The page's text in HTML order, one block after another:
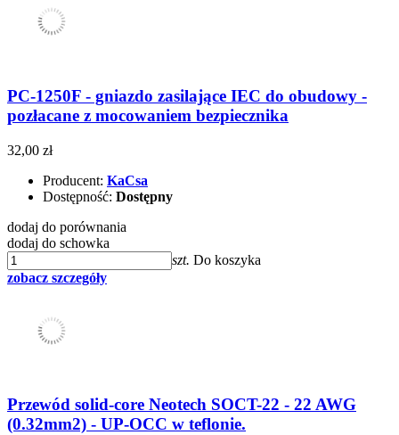
PC-1250F - gniazdo zasilające IEC do obudowy -
pozłacane z mocowaniem bezpiecznika
32,00 zł
Producent: KaCsa
Dostępność: Dostępny
dodaj do porównania
dodaj do schowka
szt. Do koszyka
zobacz szczegóły
Przewód solid-core Neotech SOCT-22 - 22 AWG
(0.32mm2) - UP-OCC w teflonie.